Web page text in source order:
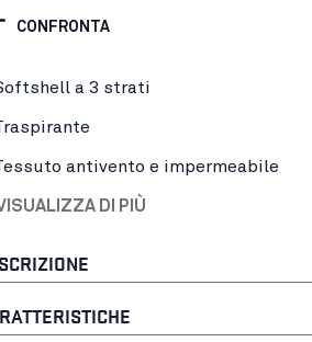
CONFRONTA
a 3 strati
antivento e impermeabile
DI PIÙ